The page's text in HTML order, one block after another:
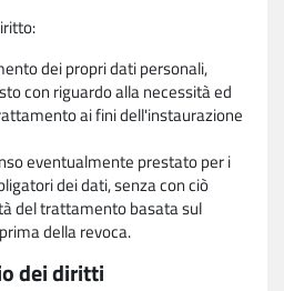
dei propri dati personali,
con riguardo alla necessità ed
ai fini dell'instaurazione
eventualmente prestato per i
dei dati, senza con ciò
del trattamento basata sul
della revoca.
dei diritti